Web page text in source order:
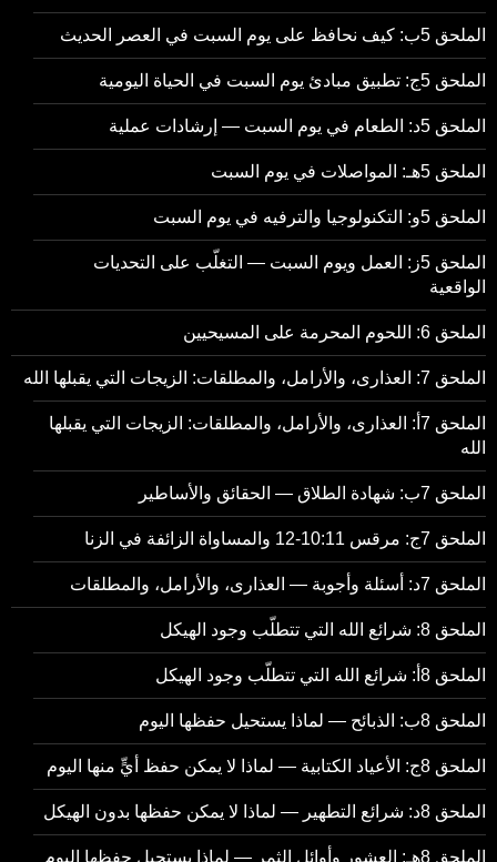
الملحق 5ب: كيف نحافظ على يوم السبت في العصر الحديث
الملحق 5ج: تطبيق مبادئ يوم السبت في الحياة اليومية
الملحق 5د: الطعام في يوم السبت — إرشادات عملية
الملحق 5هـ: المواصلات في يوم السبت
الملحق 5و: التكنولوجيا والترفيه في يوم السبت
الملحق 5ز: العمل ويوم السبت — التغلّب على التحديات
الواقعية
الملحق 6: اللحوم المحرمة على المسيحيين
الملحق 7: العذارى، والأرامل، والمطلقات: الزيجات التي يقبلها الله
الملحق 7أ: العذارى، والأرامل، والمطلقات: الزيجات التي يقبلها
الله
الملحق 7ب: شهادة الطلاق — الحقائق والأساطير
الملحق 7ج: مرقس 10:11-12 والمساواة الزائفة في الزنا
الملحق 7د: أسئلة وأجوبة — العذارى، والأرامل، والمطلقات
الملحق 8: شرائع الله التي تتطلّب وجود الهيكل
الملحق 8أ: شرائع الله التي تتطلّب وجود الهيكل
الملحق 8ب: الذبائح — لماذا يستحيل حفظها اليوم
الملحق 8ج: الأعياد الكتابية — لماذا لا يمكن حفظ أيٍّ منها اليوم
الملحق 8د: شرائع التطهير — لماذا لا يمكن حفظها بدون الهيكل
الملحق 8هـ: العشور وأوائل الثمر — لماذا يستحيل حفظها اليوم